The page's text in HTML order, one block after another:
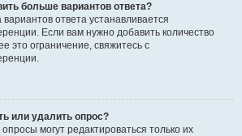
больше вариантов ответа?
ответа устанавливается
Если вам нужно добавить количество
это ограничение, свяжитесь с
или удалить опрос?
могут редактироваться только их